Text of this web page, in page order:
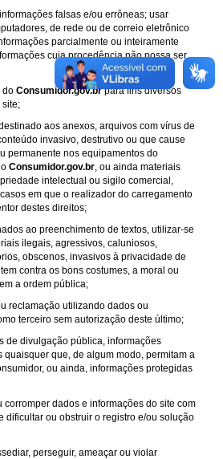
falsas e/ou errôneas; usar
de rede ou de correio eletrônico
parcialmente ou inteiramente
cuja procedência não possa ser
do Consumidor.gov.brpara fins diversos
site;
aos anexos, arquivos com vírus de
invasivo, destrutivo ou que cause
permanente nos equipamentos do
Consumidor.gov.br , ou ainda materiais
intelectual ou sigilo comercial,
em que o realizador do carregamento
destes direitos;
ao preenchimento de textos, utilizar-se
ilegais, agressivos, caluniosos,
obscenos, invasivos à privacidade de
contra os bons costumes, a moral ou
a ordem pública;
reclamação utilizando dados ou
terceiro sem autorização deste último;
de divulgação pública, informações
quaisquer que, de algum modo, permitam a
ou ainda, informações protegidas
corromper dados e informações do site com
dificultar ou obstruir o registro e/ou solução
perseguir, ameaçar ou violar